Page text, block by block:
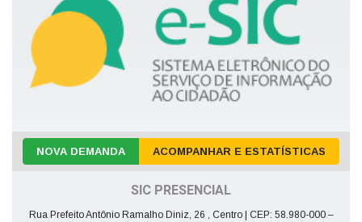
NOVA DEMANDA ACOMPANHAR E ESTATÍSTICAS
SIC PRESENCIAL
Rua Prefeito Antônio Ramalho Diniz, 26 , Centro | CEP: 58.980-000 –